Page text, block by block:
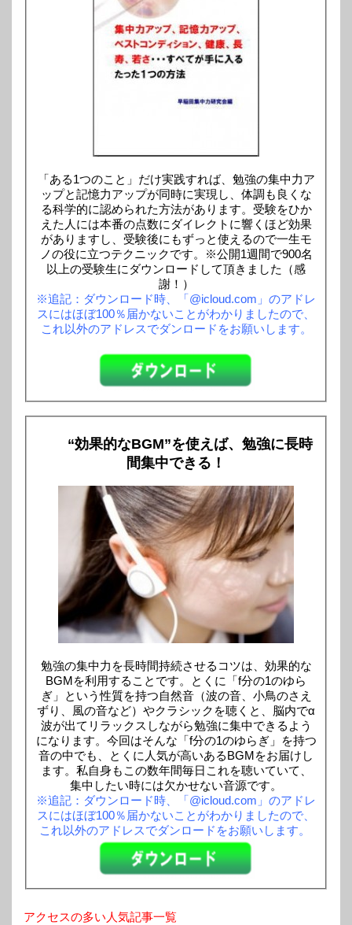
「ある1つのこと」だけ実践すれば、勉強の集中力ア
ップと記憶力アップが同時に実現し、体調も良くな
る科学的に認められた方法があります。受験をひか
えた人には本番の点数にダイレクトに響くほど効果
がありますし、受験後にもずっと使えるので一生モ
ノの役に立つテクニックです。※公開1週間で900名
以上の受験生にダウンロードして頂きました（感
謝！）
※追記：ダウンロード時、「@icloud.com」のアドレ
スにはほぼ100％届かないことがわかりましたので、
これ以外のアドレスでダンロードをお願いします。
“効果的なBGM”を使えば、勉強に長時
間集中できる！
勉強の集中力を長時間持続させるコツは、効果的な
BGMを利用することです。とくに「f分の1のゆら
ぎ」という性質を持つ自然音（波の音、小鳥のさえ
ずり、風の音など）やクラシックを聴くと、脳内でα
波が出てリラックスしながら勉強に集中できるよう
になります。今回はそんな「f分の1のゆらぎ」を持つ
音の中でも、とくに人気が高いあるBGMをお届けし
ます。私自身もこの数年間毎日これを聴いていて、
集中したい時には欠かせない音源です。
※追記：ダウンロード時、「@icloud.com」のアドレ
スにはほぼ100％届かないことがわかりましたので、
これ以外のアドレスでダンロードをお願いします。
アクセスの多い人気記事一覧